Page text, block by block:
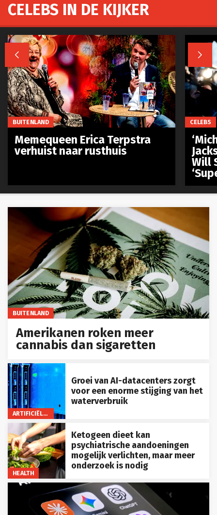
BUITENLAND
Amerikanen roken meer
cannabis dan sigaretten
ARTIFICIËLE INTELLIGENTIE
Groei van AI-datacenters zorgt
voor een enorme stijging van het
waterverbruik
HEALTH
Ketogeen dieet kan
psychiatrische aandoeningen
mogelijk verlichten, maar meer
onderzoek is nodig
CELEBS IN DE KIJKER
 
BUITENLAND
Memequeen Erica Terpstra
verhuist naar rusthuis
CELEBS
Will